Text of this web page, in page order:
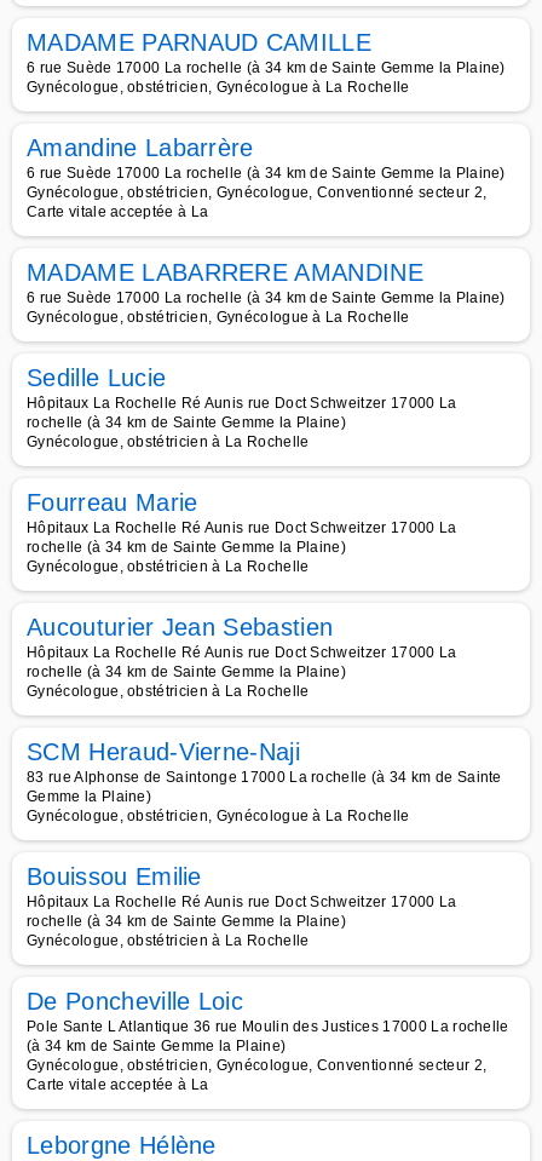
MADAME PARNAUD CAMILLE
6 rue Suède 17000 La rochelle (à 34 km de Sainte Gemme la Plaine)
Gynécologue, obstétricien, Gynécologue à La Rochelle
Amandine Labarrère
6 rue Suède 17000 La rochelle (à 34 km de Sainte Gemme la Plaine)
Gynécologue, obstétricien, Gynécologue, Conventionné secteur 2,
Carte vitale acceptée à La
MADAME LABARRERE AMANDINE
6 rue Suède 17000 La rochelle (à 34 km de Sainte Gemme la Plaine)
Gynécologue, obstétricien, Gynécologue à La Rochelle
Sedille Lucie
Hôpitaux La Rochelle Ré Aunis rue Doct Schweitzer 17000 La
rochelle (à 34 km de Sainte Gemme la Plaine)
Gynécologue, obstétricien à La Rochelle
Fourreau Marie
Hôpitaux La Rochelle Ré Aunis rue Doct Schweitzer 17000 La
rochelle (à 34 km de Sainte Gemme la Plaine)
Gynécologue, obstétricien à La Rochelle
Aucouturier Jean Sebastien
Hôpitaux La Rochelle Ré Aunis rue Doct Schweitzer 17000 La
rochelle (à 34 km de Sainte Gemme la Plaine)
Gynécologue, obstétricien à La Rochelle
SCM Heraud-Vierne-Naji
83 rue Alphonse de Saintonge 17000 La rochelle (à 34 km de Sainte
Gemme la Plaine)
Gynécologue, obstétricien, Gynécologue à La Rochelle
Bouissou Emilie
Hôpitaux La Rochelle Ré Aunis rue Doct Schweitzer 17000 La
rochelle (à 34 km de Sainte Gemme la Plaine)
Gynécologue, obstétricien à La Rochelle
De Poncheville Loic
Pole Sante L Atlantique 36 rue Moulin des Justices 17000 La rochelle
(à 34 km de Sainte Gemme la Plaine)
Gynécologue, obstétricien, Gynécologue, Conventionné secteur 2,
Carte vitale acceptée à La
Leborgne Hélène